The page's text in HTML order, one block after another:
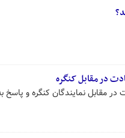
در مقابل کنگره
مقابل نمایندگان کنگره و پاسخ